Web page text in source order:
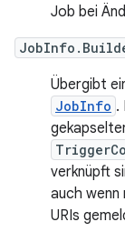
Job bei
Übergibt
JobInfo .
verknüpft
auch wenn
URIs